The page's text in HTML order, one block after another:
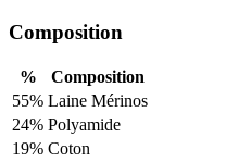
Composition
%
Composition
55% Laine Mérinos
24% Polyamide
19% Coton